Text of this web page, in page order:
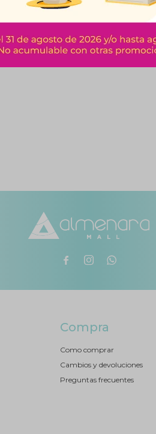
  
Compra
Como comprar
Cambios y devoluciones
Preguntas frecuentes